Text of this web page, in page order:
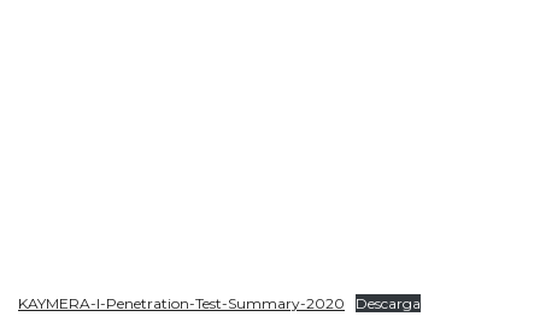
KAYMERA-I-Penetration-Test-Summary-2020 Descarga